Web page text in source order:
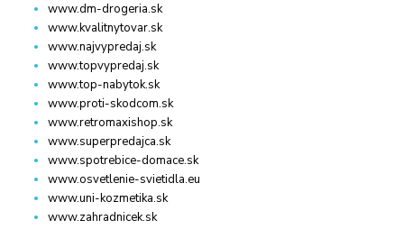
www.dm-drogeria.sk
www.kvalitnytovar.sk
www.najvypredaj.sk
www.topvypredaj.sk
www.top-nabytok.sk
www.proti-skodcom.sk
www.retromaxishop.sk
www.superpredajca.sk
www.spotrebice-domace.sk
www.osvetlenie-svietidla.eu
www.uni-kozmetika.sk
www.zahradnicek.sk